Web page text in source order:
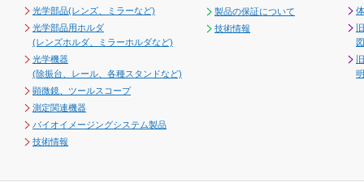
光学部品(レンズ、ミラーなど)
光学部品用ホルダ
(レンズホルダ、ミラーホルダなど)
光学機器
(除振台、レール、各種スタンドなど)
顕微鏡、ツールスコープ
測定関連機器
バイオイメージングシステム製品
技術情報
製品の保証について
技術情報